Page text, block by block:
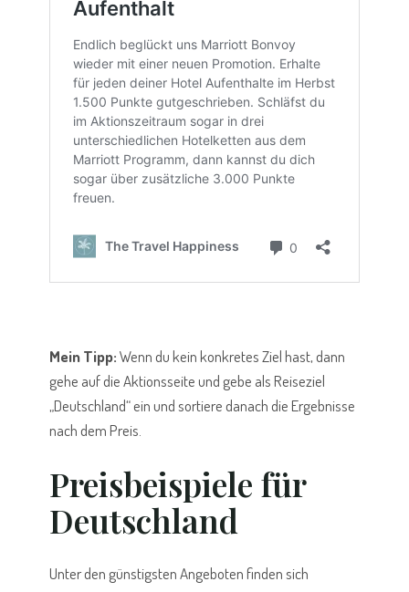
Mein Tipp:Wenn du kein konkretes Ziel hast, dann
gehe auf die Aktionsseite und gebe als Reiseziel
„Deutschland“ ein und sortiere danach die Ergebnisse
nach dem Preis.
Preisbeispiele für
Deutschland
Unter den günstigsten Angeboten finden sich